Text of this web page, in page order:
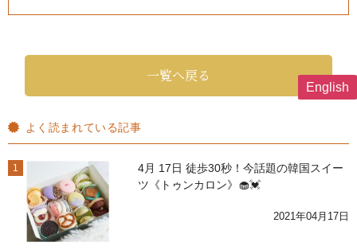
一覧へ戻る
よく読まれている記事
1
4月 17日 徒歩30秒！今話題の韓国スイー
ツ《トゥンカロン》🧁💓
2021年04月17日
English